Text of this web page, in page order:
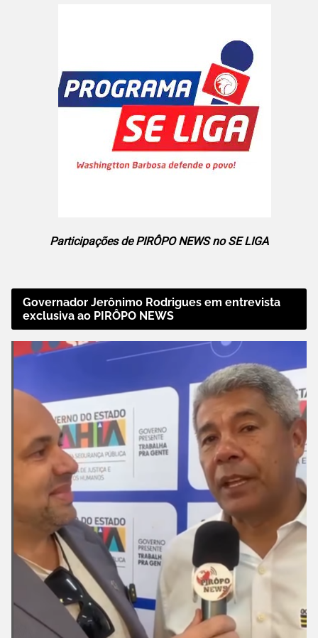
Participações de PIRÔPO NEWS no SE LIGA
Governador Jerônimo Rodrigues em entrevista
exclusiva ao PIRÔPO NEWS